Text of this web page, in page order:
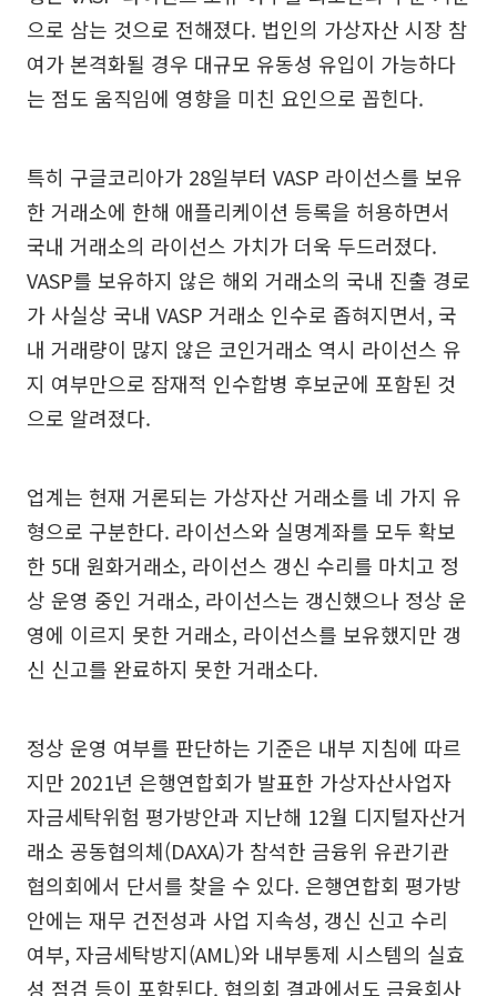
으로 삼는 것으로 전해졌다. 법인의 가상자산 시장 참
여가 본격화될 경우 대규모 유동성 유입이 가능하다
는 점도 움직임에 영향을 미친 요인으로 꼽힌다.
특히 구글코리아가 28일부터 VASP 라이선스를 보유
한 거래소에 한해 애플리케이션 등록을 허용하면서
국내 거래소의 라이선스 가치가 더욱 두드러졌다.
VASP를 보유하지 않은 해외 거래소의 국내 진출 경로
가 사실상 국내 VASP 거래소 인수로 좁혀지면서, 국
내 거래량이 많지 않은 코인거래소 역시 라이선스 유
지 여부만으로 잠재적 인수합병 후보군에 포함된 것
으로 알려졌다.
업계는 현재 거론되는 가상자산 거래소를 네 가지 유
형으로 구분한다. 라이선스와 실명계좌를 모두 확보
한 5대 원화거래소, 라이선스 갱신 수리를 마치고 정
상 운영 중인 거래소, 라이선스는 갱신했으나 정상 운
영에 이르지 못한 거래소, 라이선스를 보유했지만 갱
신 신고를 완료하지 못한 거래소다.
정상 운영 여부를 판단하는 기준은 내부 지침에 따르
지만 2021년 은행연합회가 발표한 가상자산사업자
자금세탁위험 평가방안과 지난해 12월 디지털자산거
래소 공동협의체(DAXA)가 참석한 금융위 유관기관
협의회에서 단서를 찾을 수 있다. 은행연합회 평가방
안에는 재무 건전성과 사업 지속성, 갱신 신고 수리
여부, 자금세탁방지(AML)와 내부통제 시스템의 실효
성 점검 등이 포함된다. 협의회 결과에서도 금융회사